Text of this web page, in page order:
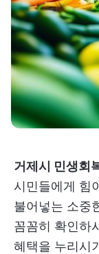
거제시 민생회
시민들에게 힘
불어넣는 소중
꼼꼼히 확인하
혜택을 누리시